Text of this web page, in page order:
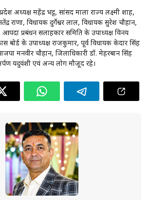
अध्यक्ष महेंद्र भट्ट, सांसद माला राज्य लक्ष्मी शाह,
राणा, विधायक दुर्गेश्वर लाल, विधायक सुरेश चौहान,
प्रबंधन सलाहकार समिति के उपाध्यक्ष विनय
बोर्ड के उपाध्यक्ष राजकुमार, पूर्व विधायक केदार सिंह
मनवीर चौहान, जिलाधिकारी डॉ. मेहरबान सिंह
यदुवंशी एवं अन्य लोग मौजूद रहे।